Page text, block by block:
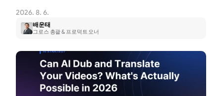
2026. 8. 6.
배운태
그로스 총괄 & 프로덕트 오너